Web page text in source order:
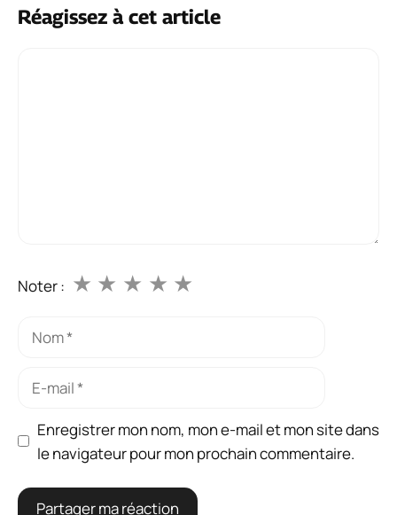
Réagissez à cet article
Noter : ★
★
★
★
★
Enregistrer mon nom, mon e-mail et mon site dans
le navigateur pour mon prochain commentaire.